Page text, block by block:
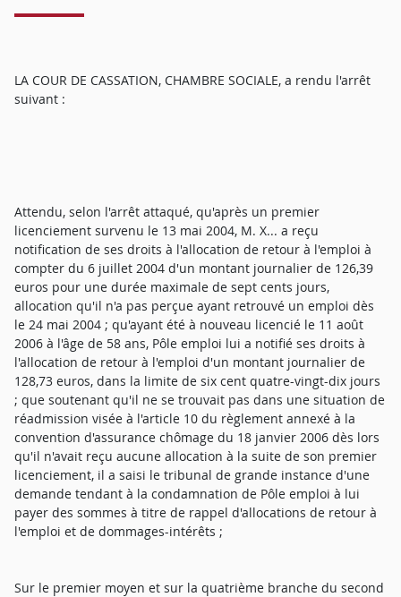
LA COUR DE CASSATION, CHAMBRE SOCIALE, a rendu l'arrêt
suivant :
Attendu, selon l'arrêt attaqué, qu'après un premier
licenciement survenu le 13 mai 2004, M. X... a reçu
notification de ses droits à l'allocation de retour à l'emploi à
compter du 6 juillet 2004 d'un montant journalier de 126,39
euros pour une durée maximale de sept cents jours,
allocation qu'il n'a pas perçue ayant retrouvé un emploi dès
le 24 mai 2004 ; qu'ayant été à nouveau licencié le 11 août
2006 à l'âge de 58 ans, Pôle emploi lui a notifié ses droits à
l'allocation de retour à l'emploi d'un montant journalier de
128,73 euros, dans la limite de six cent quatre-vingt-dix jours
; que soutenant qu'il ne se trouvait pas dans une situation de
réadmission visée à l'article 10 du règlement annexé à la
convention d'assurance chômage du 18 janvier 2006 dès lors
qu'il n'avait reçu aucune allocation à la suite de son premier
licenciement, il a saisi le tribunal de grande instance d'une
demande tendant à la condamnation de Pôle emploi à lui
payer des sommes à titre de rappel d'allocations de retour à
l'emploi et de dommages-intérêts ;
Sur le premier moyen et sur la quatrième branche du second